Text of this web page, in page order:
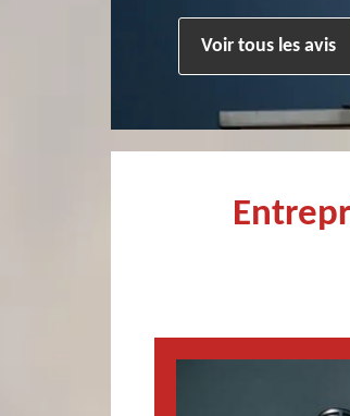
Voir tous les avis